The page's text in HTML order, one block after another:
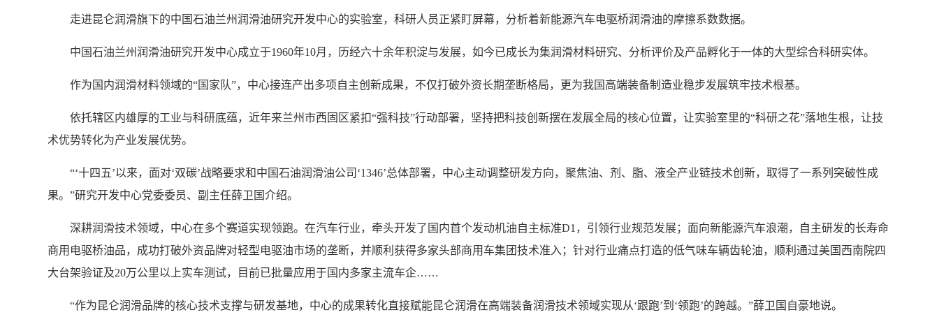
走进昆仑润滑旗下的中国石油兰州润滑油研究开发中心的实验室，科研人员正紧盯屏幕，分析着新能源汽车电驱桥润滑油的摩擦系数数据。
中国石油兰州润滑油研究开发中心成立于1960年10月，历经六十余年积淀与发展，如今已成长为集润滑材料研究、分析评价及产品孵化于一体的大型综合科研实体。
作为国内润滑材料领域的“国家队”，中心接连产出多项自主创新成果，不仅打破外资长期垄断格局，更为我国高端装备制造业稳步发展筑牢技术根基。
依托辖区内雄厚的工业与科研底蕴，近年来兰州市西固区紧扣“强科技”行动部署，坚持把科技创新摆在发展全局的核心位置，让实验室里的“科研之花”落地生根，让技
术优势转化为产业发展优势。
“‘十四五’以来，面对‘双碳’战略要求和中国石油润滑油公司‘1346’总体部署，中心主动调整研发方向，聚焦油、剂、脂、液全产业链技术创新，取得了一系列突破性成
果。”研究开发中心党委委员、副主任薛卫国介绍。
深耕润滑技术领域，中心在多个赛道实现领跑。在汽车行业，牵头开发了国内首个发动机油自主标准D1，引领行业规范发展；面向新能源汽车浪潮，自主研发的长寿命
商用电驱桥油品，成功打破外资品牌对轻型电驱油市场的垄断，并顺利获得多家头部商用车集团技术准入；针对行业痛点打造的低气味车辆齿轮油，顺利通过美国西南院四
大台架验证及20万公里以上实车测试，目前已批量应用于国内多家主流车企……
“作为昆仑润滑品牌的核心技术支撑与研发基地，中心的成果转化直接赋能昆仑润滑在高端装备润滑技术领域实现从‘跟跑’到‘领跑’的跨越。”薛卫国自豪地说。